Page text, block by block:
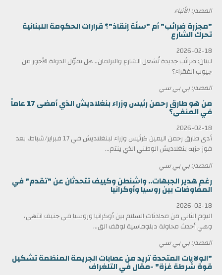
المصدر: الأنباء
"مجزرة ضرائب" أم "سلّة إنقاذ"؟ قرارات الحكومة اللبنانية
تحرك الشارع
2026-02-18
لبنان: ضرائب جديدة تُشعل الشارع والبرلمان.. هل تموّل الدولة الأجور من
جيوب الفقراء؟
المصدر: بي بي سي
من هو طارق رحمن رئيس وزراء بنغلاديش الذي أمضى 17 عاماً
في المنفى؟
2026-02-18
أدى طارق رحمن اليمين كرئيس وزراء لبنغلاديش في 17 فبراير/شباط، بعد
فوز حزبه بنغلاديش الوطني الذي ينتم...
المصدر: بي بي سي
رغم هدير الجبهات.. واشنطن وكييف تتحدثان عن "تقدم" في
المفاوضات بين روسيا وأوكرانيا
2026-02-18
اليوم الثاني من محادثات السلام بين أوكرانيا وروسيا في جنيف انتهى،
وهي أحدث محاولة دبلوماسية لوقف الق...
المصدر: بي بي سي
"الولايات المتحدة تريد من عصابات الجريمة المنظمة تشكيل
قوة شرطة غزة" -مقال في التلغراف